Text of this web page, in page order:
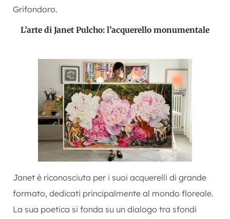
Grifondoro.
L’arte di Janet Pulcho: l’acquerello monumentale
Janet è riconosciuta per i suoi acquerelli di grande
formato, dedicati principalmente al mondo floreale.
La sua poetica si fonda su un dialogo tra sfondi